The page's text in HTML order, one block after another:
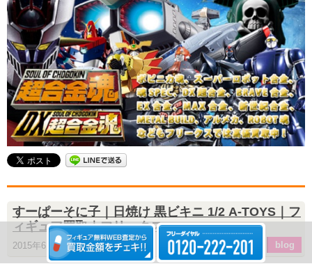
すーぱーそに子｜日焼け 黒ビキニ 1/2 A-TOYS｜フ
ィギュア買取｜フリークス
2015年6月17日 16:47 blog